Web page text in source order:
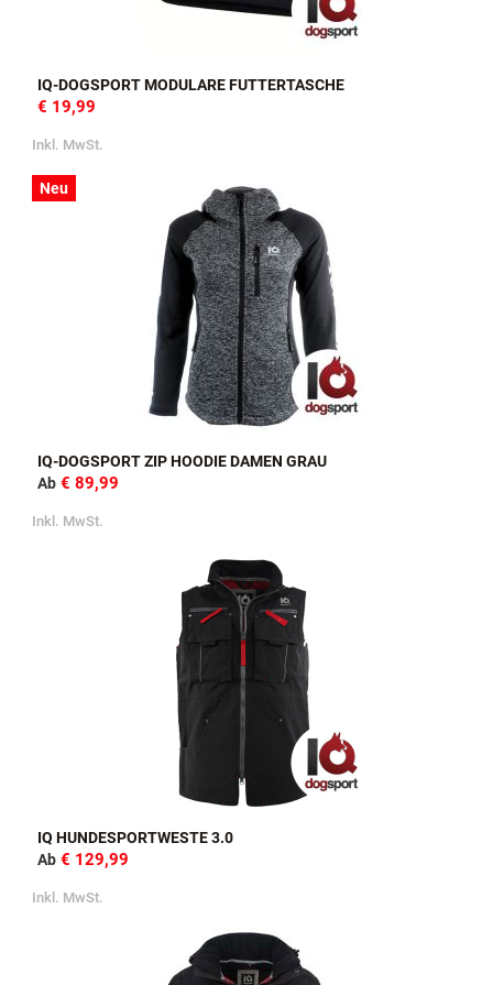
IQ-DOGSPORT MODULARE FUTTERTASCHE
€ 19,99
Inkl. MwSt.
Neu
IQ-DOGSPORT ZIP HOODIE DAMEN GRAU
Ab € 89,99
Inkl. MwSt.
IQ HUNDESPORTWESTE 3.0
Ab € 129,99
Inkl. MwSt.